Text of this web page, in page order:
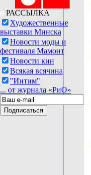
РАССЫЛКА
Художественные
выставки Минска
Новости моды и
фестиваля Мамонт
Новости кин
Всякая всячина
"Интим"
... от журнала «РиО»